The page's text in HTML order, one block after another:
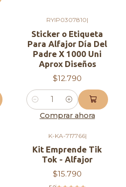
RYIP0307810|
Sticker o Etiqueta
Para Alfajor Día Del
Padre X 1000 Uni
Aprox Diseños
$12.790
Cantidad
Comprar ahora
AgotadoK-KA-717766|
Kit Emprende Tik
Tok - Alfajor
$15.790